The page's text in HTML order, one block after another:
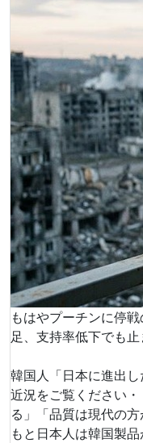
もはやプーチンに停
足、支持率低下でも
韓国人「日本に進出
近況をご覧ください
る」「品質は現代の
もと日本人は韓国製